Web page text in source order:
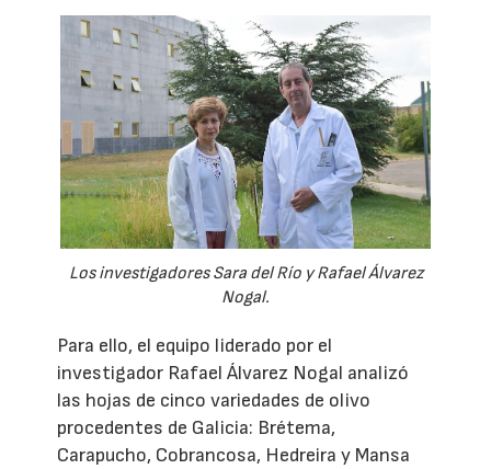
Los investigadores Sara del Río y Rafael Álvarez
Nogal.
Para ello, el equipo liderado por el
investigador Rafael Álvarez Nogal analizó
las hojas de cinco variedades de olivo
procedentes de Galicia: Brétema,
Carapucho, Cobrancosa, Hedreira y Mansa